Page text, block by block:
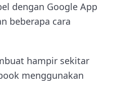
dengan Google App
beberapa cara
hampir sekitar
menggunakan